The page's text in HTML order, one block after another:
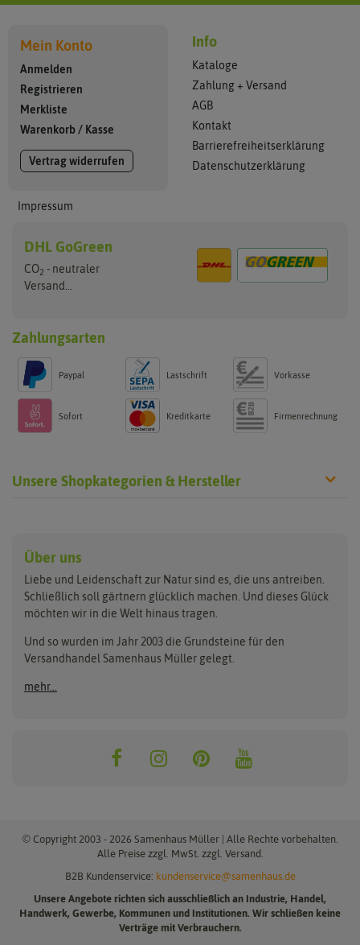
Mein Konto
Anmelden
Registrieren
Merkliste
Warenkorb / Kasse
Vertrag widerrufen
Impressum
Info
Kataloge
Zahlung + Versand
AGB
Kontakt
Barrierefreiheitserklärung
Datenschutzerklärung
DHL GoGreen
CO2 - neutraler
Versand...
Zahlungsarten
Paypal Lastschrift Vorkasse
Sofort Kreditkarte Firmenrechnung
Unsere Shopkategorien & Hersteller
Anzuchtschalen
Beleuchtung
Folien, Vliese und Netze
Gartengeräte
Nützlinge & Nisthilfen
Keimsprossen
Saatgut für Werbezwecke
Samen-Sets
Gemüsesamen
Exotische Samen
Rasensamen
Pflanzgut
Pflanzschalotten
Steckzwiebeln
Benary
Buzzy Seeds
Clever Pots
Dürr-Samen
FLORTUS
Greenline
Grüne Oase
ReNatura Vogelwelt
Über uns
Liebe und Leidenschaft zur Natur sind es, die uns antreiben.
Schließlich soll gärtnern glücklich machen. Und dieses Glück
möchten wir in die Welt hinaus tragen.
Und so wurden im Jahr 2003 die Grundsteine für den
Versandhandel Samenhaus Müller gelegt.
mehr...
© Copyright 2003 - 2026 Samenhaus Müller | Alle Rechte vorbehalten.
Alle Preise zzgl. MwSt. zzgl. Versand.
B2B Kundenservice: kundenservice@samenhaus.de
Unsere Angebote richten sich ausschließlich an Industrie, Handel,
Handwerk, Gewerbe, Kommunen und Institutionen. Wir schließen keine
Verträge mit Verbrauchern.